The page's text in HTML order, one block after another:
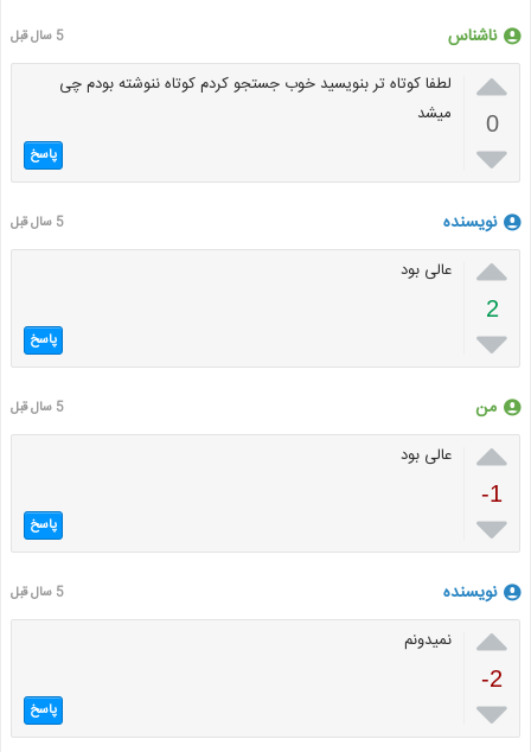
ناشناس 5 سال قبل

0

لطفا کوتاه تر بنویسید خوب جستجو کردم کوتاه ننوشته بودم چی
میشد
پاسخ
نویسنده 5 سال قبل

2

عالی بود
پاسخ
من 5 سال قبل

-1

عالی بود
پاسخ
نویسنده 5 سال قبل

-2

نمیدونم
پاسخ